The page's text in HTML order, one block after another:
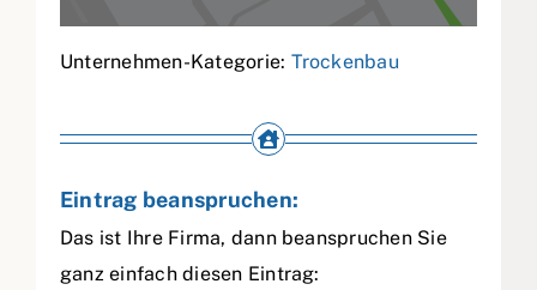
Unternehmen-Kategorie: Trockenbau
Eintrag beanspruchen:
Das ist Ihre Firma, dann beanspruchen Sie
ganz einfach diesen Eintrag: